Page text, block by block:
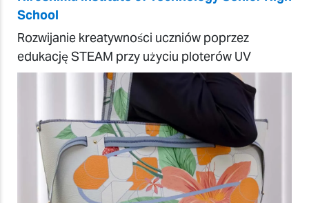
School
Rozwijanie kreatywności uczniów poprzez
edukację STEAM przy użyciu ploterów UV